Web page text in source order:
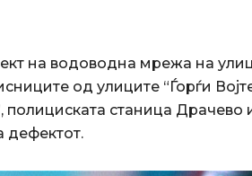
на водоводна мрежа на
од улиците “Ѓорѓи
полициската станица
дефектот.